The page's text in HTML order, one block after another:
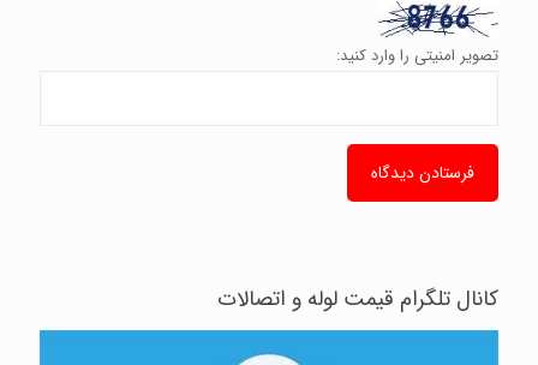
تصویر امنیتی را وارد کنید:
کانال تلگرام قیمت لوله و اتصالات